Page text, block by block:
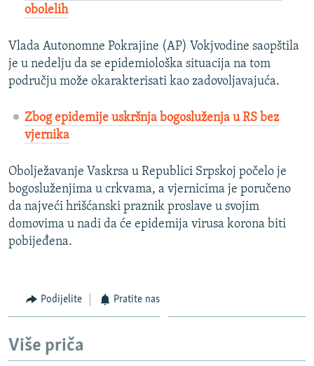
obolelih
Vlada Autonomne Pokrajine (AP) Vokjvodine saopštila
je u nedelju da se epidemiološka situacija na tom
području može okarakterisati kao zadovoljavajuća.
Zbog epidemije uskršnja bogosluženja u RS bez
vjernika
Obolježavanje Vaskrsa u Republici Srpskoj počelo je
bogosluženjima u crkvama, a vjernicima je poručeno
da najveći hrišćanski praznik proslave u svojim
domovima u nadi da će epidemija virusa korona biti
pobijeđena.
Podijelite Pratite nas
Više priča